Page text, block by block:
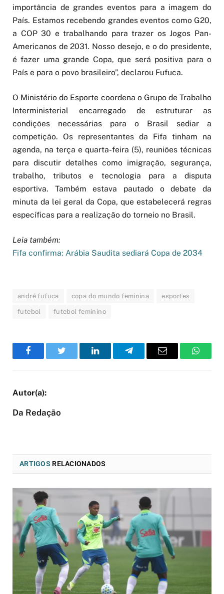
importância de grandes eventos para a imagem do
País. Estamos recebendo grandes eventos como G20,
a COP 30 e trabalhando para trazer os Jogos Pan-
Americanos de 2031. Nosso desejo, e o do presidente,
é fazer uma grande Copa, que será positiva para o
País e para o povo brasileiro”, declarou Fufuca.
O Ministério do Esporte coordena o Grupo de Trabalho
Interministerial encarregado de estruturar as
condições necessárias para o Brasil sediar a
competição. Os representantes da Fifa tinham na
agenda, na terça e quarta-feira (5), reuniões técnicas
para discutir detalhes como imigração, segurança,
trabalho, tributos e tecnologia para a disputa
esportiva. Também estava pautado o debate da
minuta da lei geral da Copa, que estabelecerá regras
específicas para a realização do torneio no Brasil.
Leia também:
Fifa confirma: Arábia Saudita sediará Copa de 2034
andré fufuca copa do mundo feminina esportes
futebol futebol feminino
FacebookTwitter LinkedInTelegramEmail
Da Redação
ARTIGOS RELACIONADOS